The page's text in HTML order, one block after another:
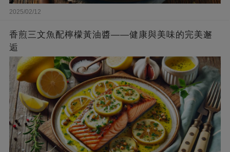
2025/02/12
香煎三文魚配檸檬黃油醬——健康與美味的完美邂
逅